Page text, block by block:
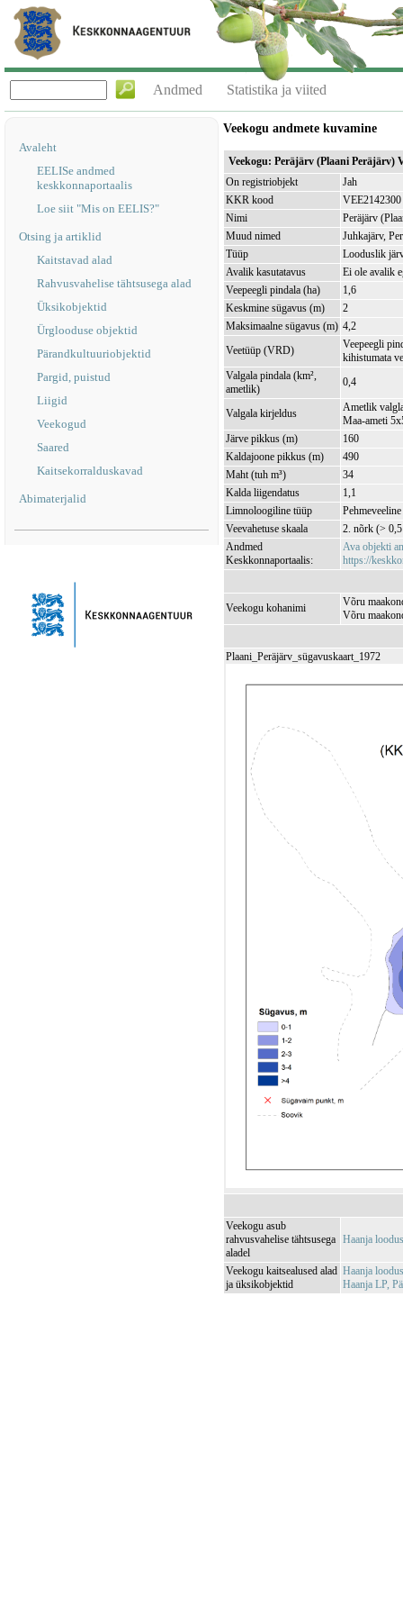
Andmed Statistika ja viited
Avaleht
EELISe andmed
keskkonnaportaalis
Loe siit "Mis on EELIS?"
Otsing ja artiklid
Kaitstavad alad
Rahvusvahelise tähtsusega alad
Üksikobjektid
Ürglooduse objektid
Pärandkultuuriobjektid
Pargid, puistud
Liigid
Veekogud
Saared
Kaitsekorralduskavad
Abimaterjalid
Veekogu andmete kuvamine
Veekogu: Peräjärv (Plaani Peräjärv)
On registriobjekt
Jah
KKR kood
VEE2142300
Nimi
Peräjärv
Muud nimed
Juhkajärv,
Tüüp
Looduslik
Avalik kasutatavus
Ei ole avalik
Veepeegli pindala (ha)
1,6
Keskmine sügavus (m)
2
Maksimaalne sügavus (m) 4,2
Veetüüp (VRD)
Veepeegli
kihistumata
Valgala pindala (km²,
ametlik)
0,4
Valgala kirjeldus
Ametlik
Maa-ameti
Järve pikkus (m)
160
Kaldajoone pikkus (m)
490
Maht (tuh m³)
34
Kalda liigendatus
1,1
Limnoloogiline tüüp
Veevahetuse skaala
2. nõrk (>
Andmed
Keskkonnaportaalis:
Ava objekti
https://
Veekogu kohanimi
Võru
Võru
Plaani_Peräjärv_sügavuskaart_1972
Veekogu asub
rahvusvahelise tähtsusega
aladel
Haanja
Veekogu kaitsealused alad
ja üksikobjektid
Haanja
Haanja LP,